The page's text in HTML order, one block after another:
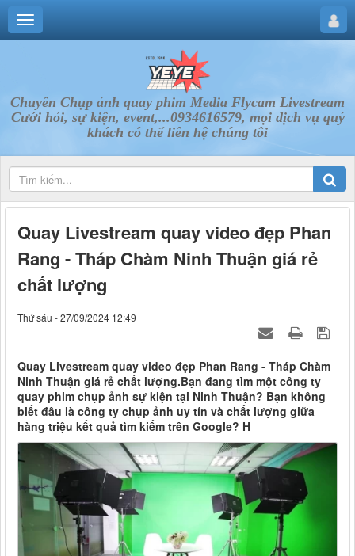
Chuyên Chụp ảnh quay phim Media Flycam Livestream
Cưới hỏi, sự kiện, event,...0934616579, mọi dịch vụ quý
khách có thể liên hệ chúng tôi
Quay Livestream quay video đẹp Phan
Rang - Tháp Chàm Ninh Thuận giá rẻ
chất lượng
Thứ sáu - 27/09/2024 12:49
Quay Livestream quay video đẹp Phan Rang - Tháp Chàm
Ninh Thuận giá rẻ chất lượng.Bạn đang tìm một công ty
quay phim chụp ảnh sự kiện tại Ninh Thuận? Bạn không
biết đâu là công ty chụp ảnh uy tín và chất lượng giữa
hàng triệu kết quả tìm kiếm trên Google? H